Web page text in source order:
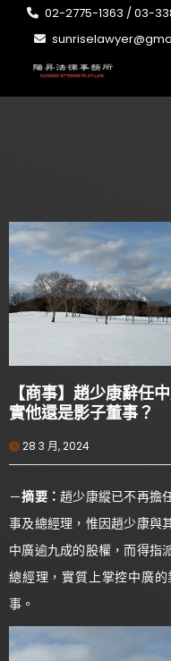
02-2775-1363 / 03-
【商事】趙少康辭任
實他還是影子董事？
28 3 月, 2024
－摘要：趙少康縱已不再擔
事及總經理，惟因趙少康與
中廣逾九成的股權，而得指
總經理，實質上掌控中廣
事。